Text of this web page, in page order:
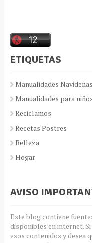
ETIQUETAS
Manualidades Navideñas
Manualidades para
Reciclamos
Recetas Postres
Belleza
Hogar
AVISO
Este blog contiene
disponibles en internet.
esos contenidos y desea